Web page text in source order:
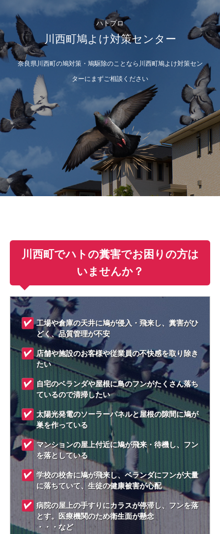
ハトプロ
川西町鳩よけ対策センター
奈良県川西町の鳩対策・鳩駆除のことなら川西町鳩よけ対策セン
ターにまずご相談ください
川西町でハトの糞害でお困りの方は
いませんか？
工場や倉庫の天井に鳩が侵入・飛来し、糞害がひ
どく、品質管理が不安
店舗や施設のお客様や従業員の不快感を取り除き
たい
自宅のベランダや屋根に鳥のフンがたくさん落ち
ているので清掃したい
太陽光発電のソーラーパネルと屋根の隙間に鳩が
巣を作っている
マンションの屋上付近に鳩が飛来・待機し、フン
を落としている
学校の校舎に鳩が飛来し、ベランダにフンが大量
に落ちていて、生徒の健康被害が心配
病院の屋上の手すりにカラスが停滞し、フンを落
とす。医療機関のため衛生面が懸念
・・・など